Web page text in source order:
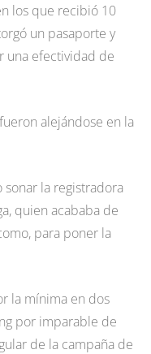
los que recibió 10
un pasaporte y
una efectividad de
alejándose en la
sonar la registradora
quien acababa de
para poner la
la mínima en dos
por imparable de
de la campaña de